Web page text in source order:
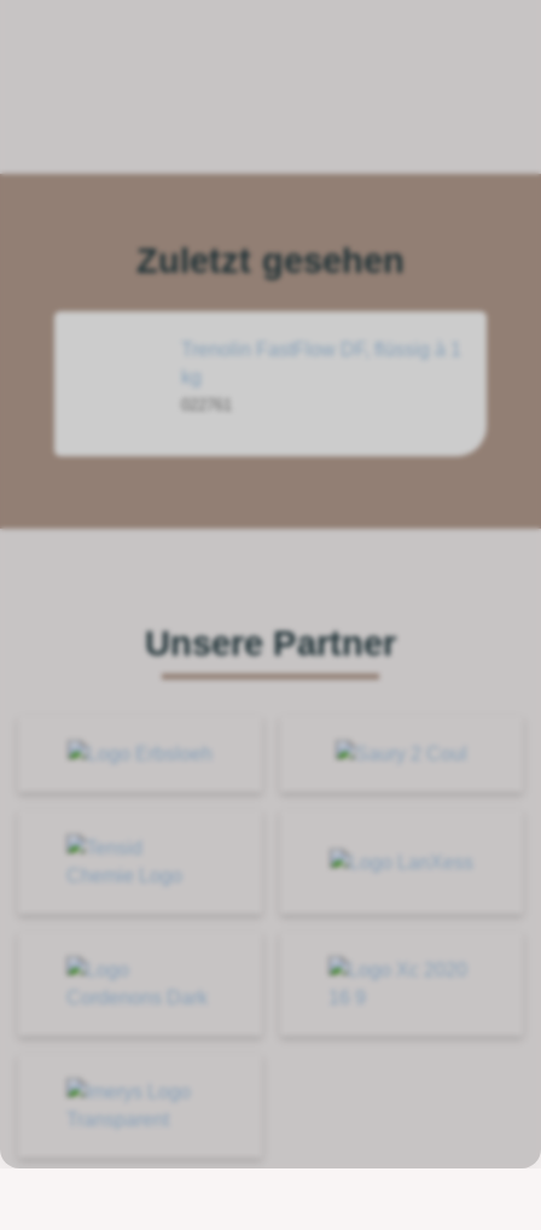
Zuletzt gesehen
Trenolin FastFlow DF, flüssig à 1
Unsere Partner